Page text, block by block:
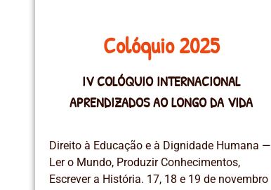
Colóquio 2025
IV COLÓQUIO INTERNACIONAL
APRENDIZADOS AO LONGO DA VIDA
Direito à Educação e à Dignidade Humana —
Ler o Mundo, Produzir Conhecimentos,
Escrever a História. 17, 18 e 19 de novembro